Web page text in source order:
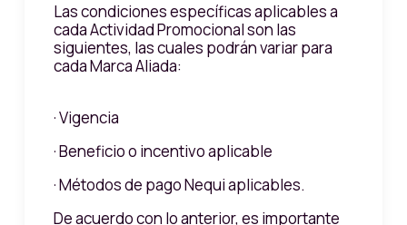
Las condiciones específicas aplicables a
cada Actividad Promocional son las
siguientes, las cuales podrán variar para
cada Marca Aliada:
· Vigencia
· Beneficio o incentivo aplicable
· Métodos de pago Nequi aplicables.
De acuerdo con lo anterior, es importante